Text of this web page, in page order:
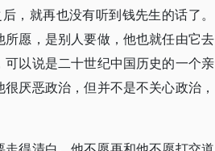
，就再也没有听到钱先生的话了。
所愿，是别人要做，他也就任由它去
以说是二十世纪中国历史的一个亲
厌恶政治，但并不是不关心政治，